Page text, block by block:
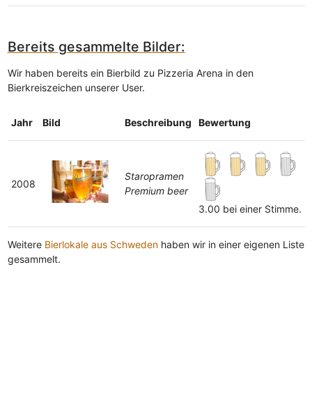
Bereits gesammelte Bilder:
Wir haben bereits ein Bierbild zu Pizzeria Arena in den
Bierkreiszeichen unserer User.
Jahr Bild Beschreibung Bewertung
2008
Staropramen
Premium beer
3.00 bei einer Stimme.
Weitere Bierlokale aus Schwedenhaben wir in einer eigenen Liste
gesammelt.